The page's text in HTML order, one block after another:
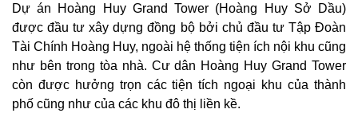
Dự án Hoàng Huy Grand Tower (Hoàng Huy Sở Dầu)
được đầu tư xây dựng đồng bộ bởi chủ đầu tư Tập Đoàn
Tài Chính Hoàng Huy, ngoài hệ thống tiện ích nội khu cũng
như bên trong tòa nhà. Cư dân Hoàng Huy Grand Tower
còn được hưởng trọn các tiện tích ngoại khu của thành
phố cũng như của các khu đô thị liền kề.